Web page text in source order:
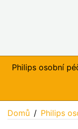
Philips osobní
Domů Philips